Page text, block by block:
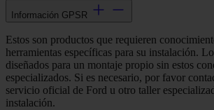
Información GPSR
Estos son productos que requieren
herramientas específicas para su instalación.
diseñados para un montaje propio sin estos
especializados. Si es necesario, por favor
servicio oficial de Ford u otro taller
instalación.